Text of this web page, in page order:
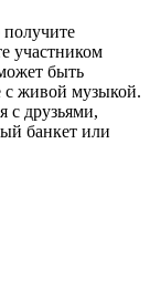
получите
участником
быть
с живой музыкой.
с друзьями,
банкет или